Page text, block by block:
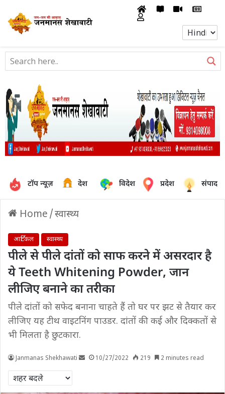
टॉप न्यूज़ देश विदेश प्रदेश
Home /स्वास्थ्य
आर्टिकल स्वास्थ्य
पीले से पीले दांतों को साफ करने में असरदार है
ये Teeth Whitening Powder, जान
लीजिए बनाने का तरीका
पीले दांतों को सफेद बनाना चाहते हैं तो घर पर झट से तैयार कर
लीजिए यह टीथ वाइटनिंग पाउडर. दांतों की कई और दिक्कतों से
भी मिलता है छुटकारा.
Janmanas Shekhawati 10/27/2022 219 2 minutes read